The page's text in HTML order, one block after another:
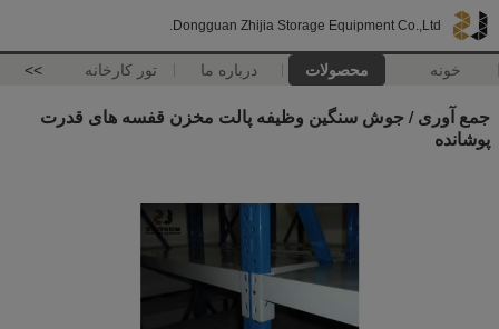
Dongguan Zhijia Storage Equipment Co.,Ltd.
خونه محصولات درباره ما تور کارخانه >>
جمع آوری / جوش سنگین وظیفه پالت مخزن قفسه های قدرت
پوشانده